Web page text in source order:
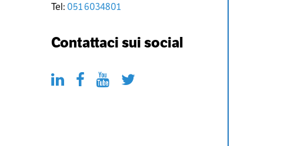
Tel: 051 6034801
Contattaci sui social